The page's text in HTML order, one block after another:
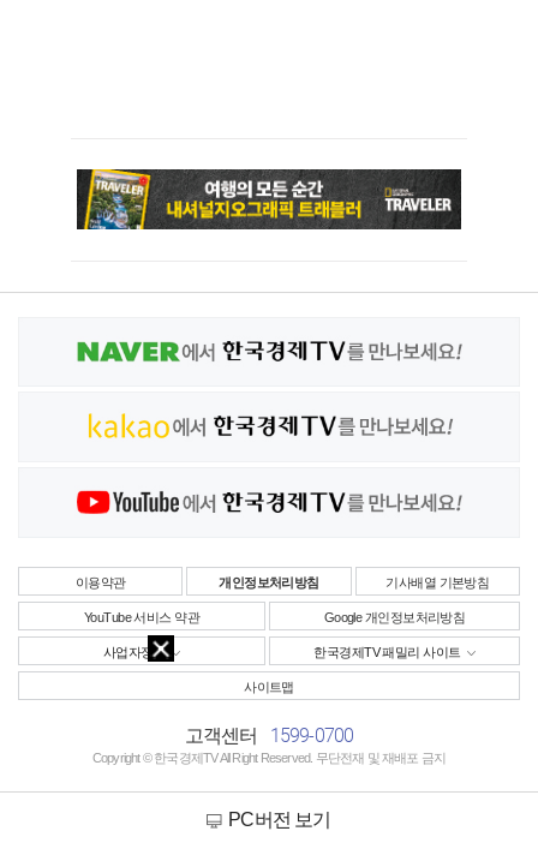
이용약관 개인정보처리방침 기사배열 기본방침
YouTube 서비스 약관 Google 개인정보처리방침
사업자정보 한국경제TV 패밀리 사이트
사이트맵
고객센터 1599-0700
Copyright © 한국경제TV All Right Reserved. 무단전재 및 재배포 금지
PC버전 보기